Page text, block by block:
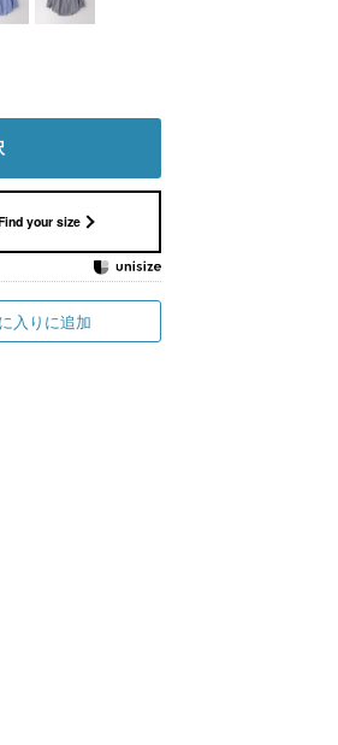
your size
入りに追加